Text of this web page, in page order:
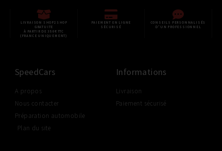
LIVRAISON SHOP2SHOP
GRATUITE
À PARTIR DE 350€ TTC
(FRANCE UNIQUEMENT)
PAIEMENT EN LIGNE
SÉCURISÉ
CONSEILS PERSONNALISÉS
D'UN PROFESSIONNEL
SpeedCars
A propos
Nous contacter
Préparation automobile
Plan du site
Informations
Livraison
Paiement sécurisé